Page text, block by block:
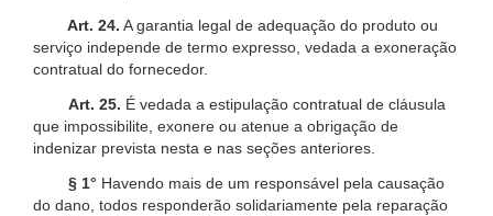
Art. 24. A garantia legal de adequação do produto ou
serviço independe de termo expresso, vedada a exoneração
contratual do fornecedor.
Art. 25. É vedada a estipulação contratual de cláusula
que impossibilite, exonere ou atenue a obrigação de
indenizar prevista nesta e nas seções anteriores.
§ 1° Havendo mais de um responsável pela causação
do dano, todos responderão solidariamente pela reparação